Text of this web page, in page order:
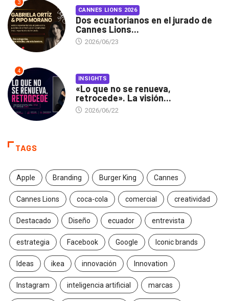
3
CANNES LIONS 2026
Dos ecuatorianos en el jurado de
Cannes Lions...
2026/06/23
4
INSIGHTS
«Lo que no se renueva,
retrocede». La visión...
2026/06/22
TAGS
Apple Branding Burger King Cannes
Cannes Lions coca-cola comercial creatividad
Destacado Diseño ecuador entrevista
estrategia Facebook Google Iconic brands
Ideas ikea innovación Innovation
Instagram inteligencia artificial marcas